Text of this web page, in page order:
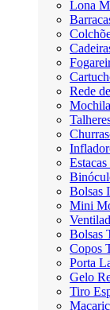
Lona
Rede
Bolsas
Mini
Bolsas
Copos
Porta
Gelo
Tiro